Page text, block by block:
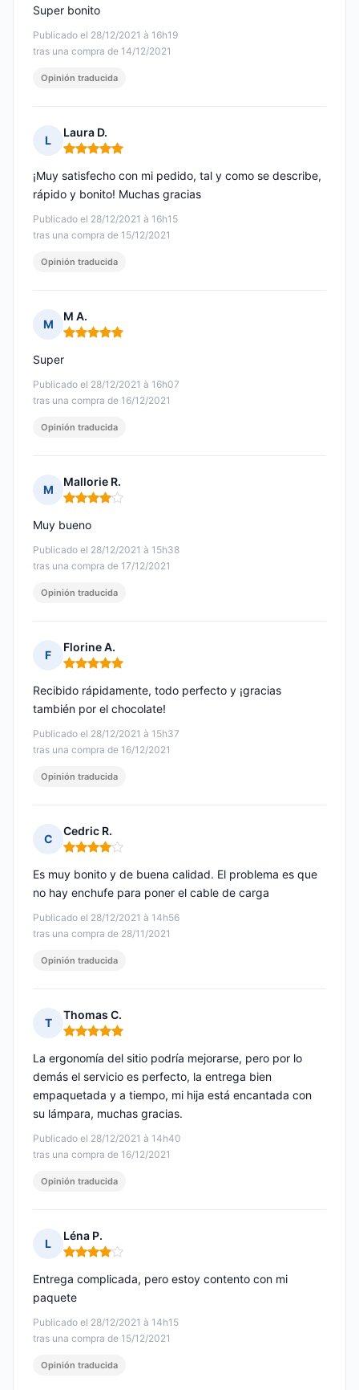
Publicado el 28/12/2021 à 16h19
tras una compra de 14/12/2021
Super bonito
Opinión traducida
L
Laura D.
Nota: 5 de 5
Publicado el 28/12/2021 à 16h15
tras una compra de 15/12/2021
¡Muy satisfecho con mi pedido, tal y como se describe,
rápido y bonito! Muchas gracias
Opinión traducida
M
M A.
Nota: 5 de 5
Publicado el 28/12/2021 à 16h07
tras una compra de 16/12/2021
Super
Opinión traducida
M
Mallorie R.
Nota: 4 de 5
Publicado el 28/12/2021 à 15h38
tras una compra de 17/12/2021
Muy bueno
Opinión traducida
F
Florine A.
Nota: 5 de 5
Publicado el 28/12/2021 à 15h37
tras una compra de 16/12/2021
Recibido rápidamente, todo perfecto y ¡gracias
también por el chocolate!
Opinión traducida
C
Cedric R.
Nota: 4 de 5
Publicado el 28/12/2021 à 14h56
tras una compra de 28/11/2021
Es muy bonito y de buena calidad. El problema es que
no hay enchufe para poner el cable de carga
Opinión traducida
T
Thomas C.
Nota: 5 de 5
Publicado el 28/12/2021 à 14h40
tras una compra de 16/12/2021
La ergonomía del sitio podría mejorarse, pero por lo
demás el servicio es perfecto, la entrega bien
empaquetada y a tiempo, mi hija está encantada con
su lámpara, muchas gracias.
Opinión traducida
L
Léna P.
Nota: 4 de 5
Publicado el 28/12/2021 à 14h15
tras una compra de 15/12/2021
Entrega complicada, pero estoy contento con mi
paquete
Opinión traducida